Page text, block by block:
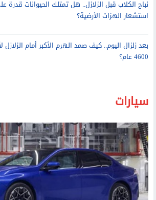
زهرة جبلية في الصين تنضم إلى نادي
العالم
نباح الكلاب قبل الزلازل.. هل تمتلك الحيوانات قدرة
استشعار الهزات الأرضية؟
سيارات